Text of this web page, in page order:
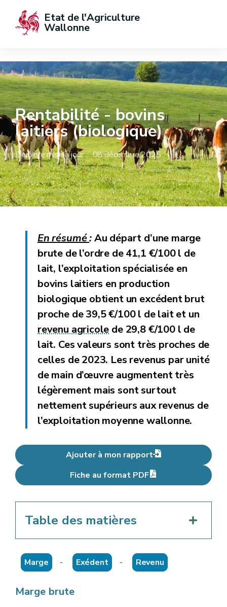
Etat de l'Agriculture
Wallonne
Rentabilité - bovins
laitiers (biologique)
Dernière mise à jour : 08 décembre 2025
En résumé:Au départ d’une marge
brute de l’ordre de 41,1 €/100 l de
lait, l’exploitation spécialisée en
bovins laitiers en production
biologique obtient un excédent brut
proche de 39,5 €/100 l de lait et un
revenu agricole de 29,8 €/100 l de
lait. Ces valeurs sont très proches de
celles de 2023. Les revenus par unité
de main d’œuvre augmentent très
légèrement mais sont surtout
nettement supérieurs aux revenus de
l’exploitation moyenne wallonne.
Ajouter à mon rapport
Fiche au format PDF
Table des matières
Marge - Exédent - Revenu
Marge brute